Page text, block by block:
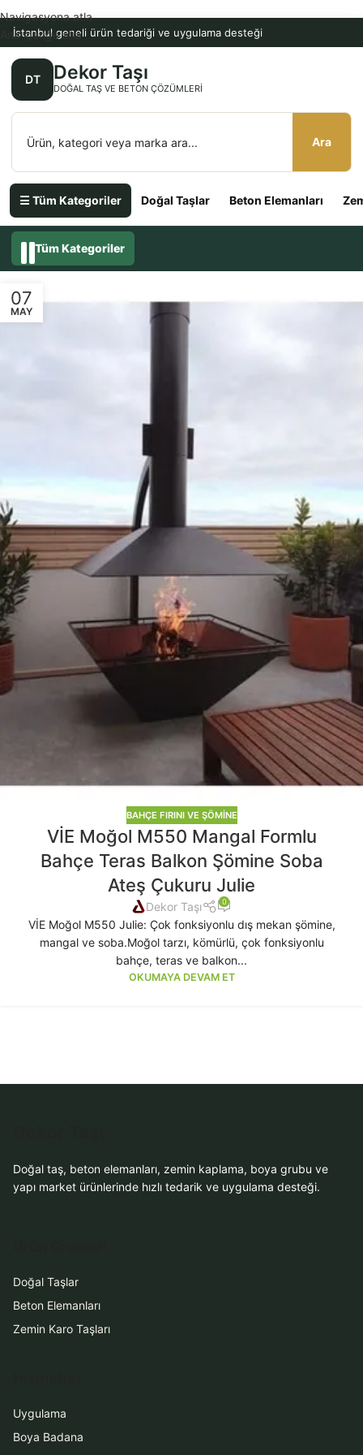
İstanbul geneli ürün tedariği ve uygulama desteği
DT Dekor Taşı
DOĞAL TAŞ VE BETON ÇÖZÜMLERI
Ara
☰ Tüm Kategoriler Doğal Taşlar Beton Elemanları
Navigasyona atla
Ana içeriğe atla
Tüm Kategoriler
07
MAY
BAHÇE FIRINI VE ŞÖMINE
VİE Moğol M550 Mangal Formlu
Bahçe Teras Balkon Şömine Soba
Ateş Çukuru Julie
Dekor Taşı 0
VİE Moğol M550 Julie: Çok fonksiyonlu dış mekan şömine,
mangal ve soba.Moğol tarzı, kömürlü, çok fonksiyonlu
bahçe, teras ve balkon...
OKUMAYA DEVAM ET
Doğal taş, beton elemanları, zemin kaplama, boya grubu ve
yapı market ürünlerinde hızlı tedarik ve uygulama desteği.
Doğal Taşlar
Beton Elemanları
Zemin Karo Taşları
Uygulama
Boya Badana